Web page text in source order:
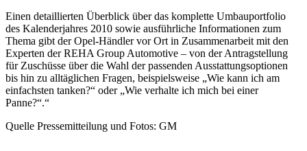
Einen detaillierten Überblick über das komplette Umbauportfolio
des Kalenderjahres 2010 sowie ausführliche Informationen zum
Thema gibt der Opel-Händler vor Ort in Zusammenarbeit mit den
Experten der REHA Group Automotive – von der Antragstellung
für Zuschüsse über die Wahl der passenden Ausstattungsoptionen
bis hin zu alltäglichen Fragen, beispielsweise „Wie kann ich am
einfachsten tanken?“ oder „Wie verhalte ich mich bei einer
Panne?“.“
Quelle Pressemitteilung und Fotos: GM